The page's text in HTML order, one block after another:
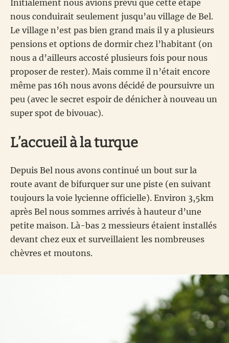
Initialement nous avions prévu que cette étape
nous conduirait seulement jusqu’au village de Bel.
Le village n’est pas bien grand mais il y a plusieurs
pensions et options de dormir chez l’habitant (on
nous a d’ailleurs accosté plusieurs fois pour nous
proposer de rester). Mais comme il n’était encore
même pas 16h nous avons décidé de poursuivre un
peu (avec le secret espoir de dénicher à nouveau un
super spot de bivouac).
L’accueil à la turque
Depuis Bel nous avons continué un bout sur la
route avant de bifurquer sur une piste (en suivant
toujours la voie lycienne officielle). Environ 3,5km
après Bel nous sommes arrivés à hauteur d’une
petite maison. Là-bas 2 messieurs étaient installés
devant chez eux et surveillaient les nombreuses
chèvres et moutons.